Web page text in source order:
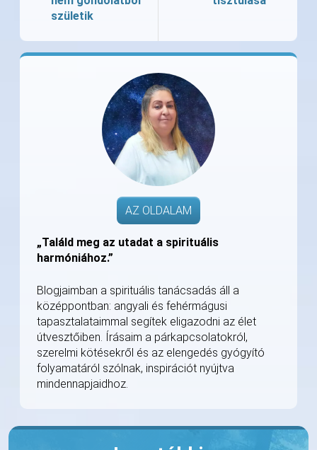
születik
AZ OLDALAM
„Találd meg az utadat a spirituális
harmóniához.”
Blogjaimban a spirituális tanácsadás áll a
középpontban: angyali és fehérmágusi
tapasztalataimmal segítek eligazodni az élet
útvesztőiben. Írásaim a párkapcsolatokról,
szerelmi kötésekről és az elengedés gyógyító
folyamatáról szólnak, inspirációt nyújtva
mindennapjaidhoz.